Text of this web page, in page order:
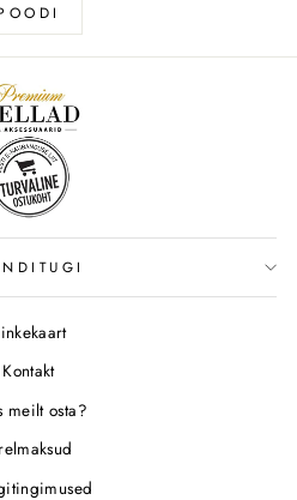
Kontakt
meilt osta?